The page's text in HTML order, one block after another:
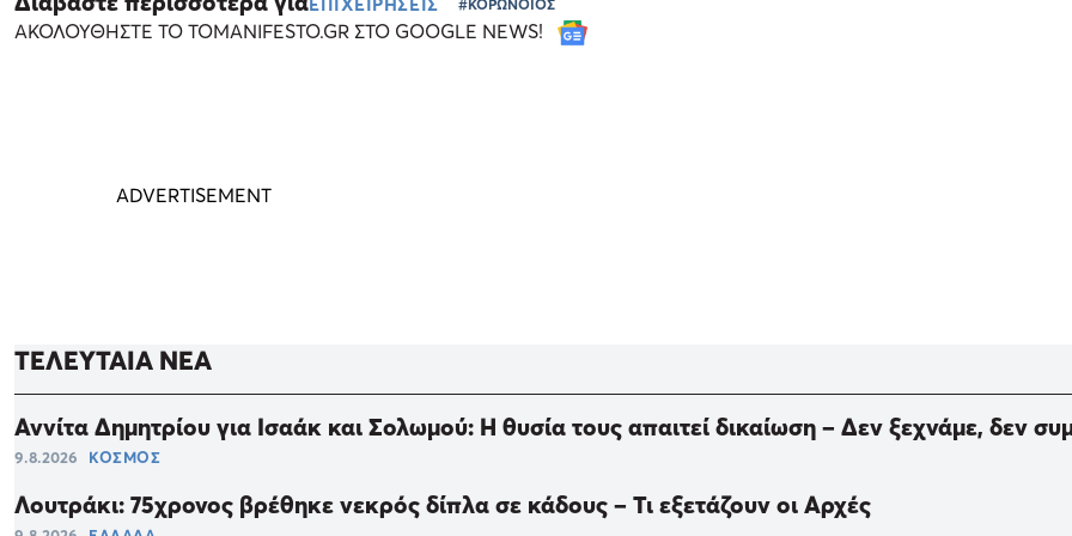
#ΚΟΡΩΝΟΪΟΣ
ΑΚΟΛΟΥΘΗΣΤΕ ΤΟ TOMANIFESTO.GR ΣΤΟ GOOGLE NEWS!
ΤΕΛΕΥΤΑΙΑ ΝΕΑ
Αννίτα Δημητρίου για Ισαάκ και Σολωμού: Η θυσία τους απαιτεί δικαίωση – Δεν ξεχνάμε, δεν
9.8.2026 ΚΟΣΜΟΣ
Λουτράκι: 75χρονος βρέθηκε νεκρός δίπλα σε κάδους – Τι εξετάζουν οι Αρχές